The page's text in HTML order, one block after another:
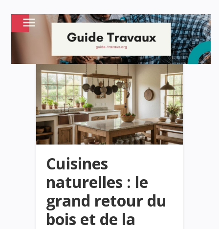
Cuisines
naturelles : le
grand retour du
bois et de la